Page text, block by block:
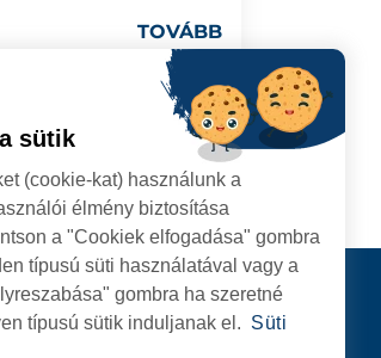
TOVÁBB
Kapcsolat
KÖVESSENEK
sütik
(cookie-kat) használunk a
élmény biztosítása
a "Cookiek elfogadása" gombra
típusú süti használatával vagy a
gombra ha szeretné
típusú sütik induljanak el. Süti